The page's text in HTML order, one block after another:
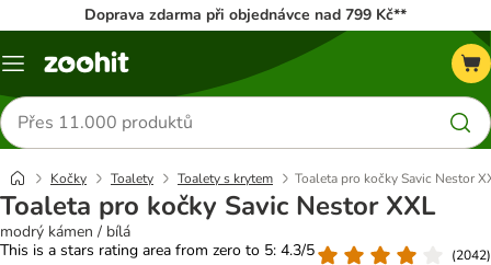
Doprava zdarma při objednávce nad 799 Kč**
Menu
Hledat
produkty
Kočky Toalety Toalety s krytem Toaleta pro kočky Savic Nestor
Toaleta pro kočky Savic Nestor XXL
modrý kámen / bílá
This is a stars rating area from zero to 5: 4.3/5
(2042)